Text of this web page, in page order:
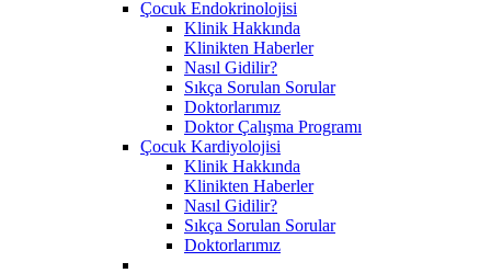
Çocuk Endokrinolojisi
Klinik Hakkında
Klinikten Haberler
Nasıl Gidilir?
Sıkça Sorulan Sorular
Doktorlarımız
Doktor Çalışma Programı
Çocuk Kardiyolojisi
Klinik Hakkında
Klinikten Haberler
Nasıl Gidilir?
Sıkça Sorulan Sorular
Doktorlarımız